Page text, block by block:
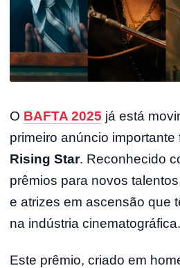
O BAFTA 2025 já está
primeiro anúncio
Rising Star. Reconhecido
prêmios para novos
e atrizes em ascensão que
na indústria cinematográfica.
Este prêmio, criado em